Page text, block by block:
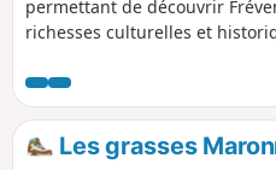
permettant de découvrir
richesses culturelles et
Les grasses